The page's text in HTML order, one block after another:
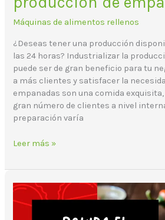
Máquinas de alimentos rellenos
¿Deseas tener una producción
las 24 horas? Industrializar la
puede ser de gran beneficio para tu
a más clientes y satisfacer la
empanadas son una comida
gran número de clientes a nivel
preparación varía
Leer más »
¿Cómo
evitar